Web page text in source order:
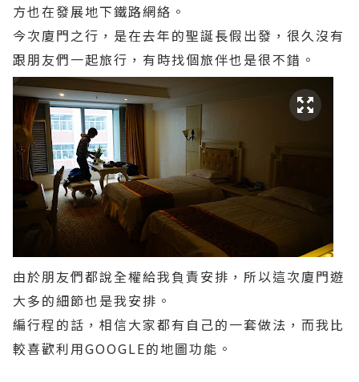
方也在發展地下鐵路網絡。
今次廈門之行，是在去年的聖誕長假出發，很久沒有
跟朋友們一起旅行，有時找個旅伴也是很不錯。
由於朋友們都說全權給我負責安排，所以這次廈門遊
大多的細節也是我安排。
編行程的話，相信大家都有自己的一套做法，而我比
較喜歡利用GOOGLE的地圖功能。